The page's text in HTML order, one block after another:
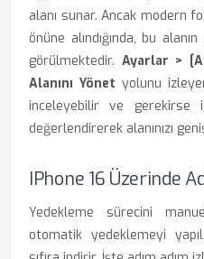
alanı sunar. Ancak modern
önüne alındığında, bu
görülmektedir. Ayarlar >
Alanını Yönet yolunu
inceleyebilir ve gerekirse
değerlendirerek alanınızı
IPhone 16 Üzerinde
Yedekleme sürecini
otomatik yedeklemeyi